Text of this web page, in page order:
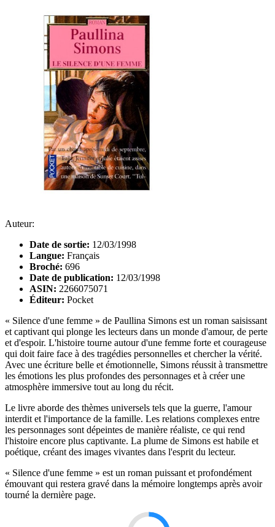
Auteur:
Date de sortie: 12/03/1998
Langue: Français
Broché: 696
Date de publication: 12/03/1998
ASIN: 2266075071
Éditeur: Pocket
« Silence d'une femme » de Paullina Simons est un roman saisissant
et captivant qui plonge les lecteurs dans un monde d'amour, de perte
et d'espoir. L'histoire tourne autour d'une femme forte et courageuse
qui doit faire face à des tragédies personnelles et chercher la vérité.
Avec une écriture belle et émotionnelle, Simons réussit à transmettre
les émotions les plus profondes des personnages et à créer une
atmosphère immersive tout au long du récit.
Le livre aborde des thèmes universels tels que la guerre, l'amour
interdit et l'importance de la famille. Les relations complexes entre
les personnages sont dépeintes de manière réaliste, ce qui rend
l'histoire encore plus captivante. La plume de Simons est habile et
poétique, créant des images vivantes dans l'esprit du lecteur.
« Silence d'une femme » est un roman puissant et profondément
émouvant qui restera gravé dans la mémoire longtemps après avoir
tourné la dernière page.